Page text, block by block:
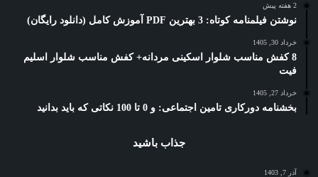
2 هفته پیش
نوشتن فیلمنامه کوتاه: 3 بهترین PDF آموزش کامل (دانلود رایگان)
خرداد 30, 1405
8 کفش مناسب شلوار اسکینی مردانه+ کفش مناسب شلوار اسلیم
فیت
خرداد 27, 1405
بخشنامه دورکاری تامین اجتماعی: و 0 تا 100 نکاتی که باید بدانید
جذاب باشید
آذر 7, 1403